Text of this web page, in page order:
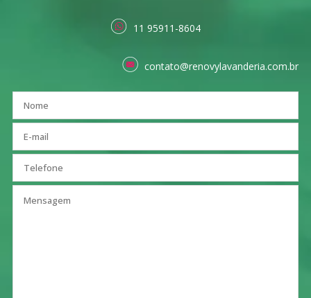
11 95911-8604
contato@renovylavanderia.com.br